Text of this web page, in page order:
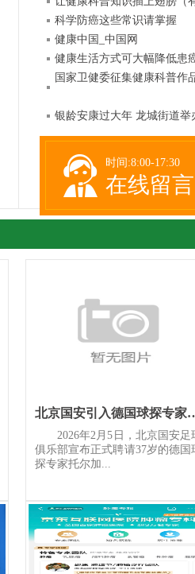
科学防癌这些常识请掌握
健康中国_中国网
健康生活方式可大幅降低患
国家卫健委征集健康科普作
银龄安康过大年 龙城街道举
时间:8:00-17:30
在线留言
北京国安引入德国
2026年2月5日，北京国安足
俱乐部宣布正式聘请37岁的德国
探专家托尔加...